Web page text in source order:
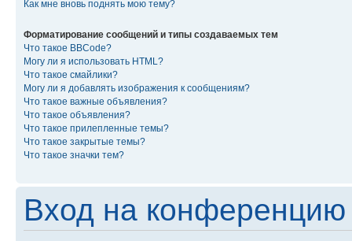
Как мне вновь поднять мою тему?
Форматирование сообщений и типы создаваемых тем
Что такое BBCode?
Могу ли я использовать HTML?
Что такое смайлики?
Могу ли я добавлять изображения к сообщениям?
Что такое важные объявления?
Что такое объявления?
Что такое прилепленные темы?
Что такое закрытые темы?
Что такое значки тем?
Вход на конференцию